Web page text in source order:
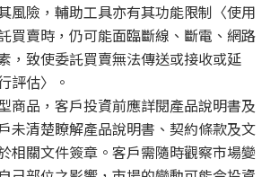
風險，輔助工具亦有其功能限制〈使用
買賣時，仍可能面臨斷線、斷電、網路
，致使委託買賣無法傳送或接收或延
評估〉。
商品，客戶投資前應詳閱產品說明書及
未清楚瞭解產品說明書、契約條款及文
相關文件簽章。客戶需隨時觀察市場變